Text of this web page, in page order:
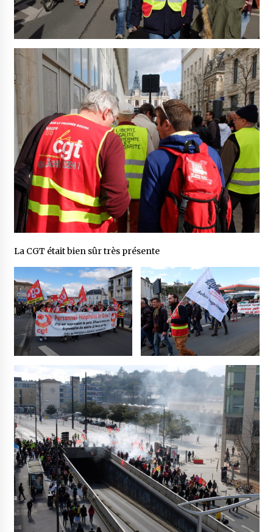
La CGT était bien sûr très présente